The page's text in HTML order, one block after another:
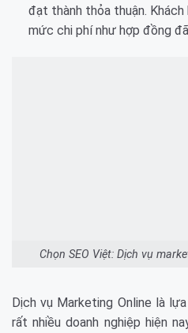
đạt thành thỏa thuận.
mức chi phí như hợp đồng
Chọn SEO Việt: Dịch vụ
Dịch vụ Marketing Online là
rất nhiều doanh nghiệp hiện